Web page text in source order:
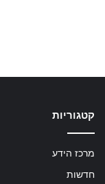
קטגוריות
מרכז הידע
חדשות